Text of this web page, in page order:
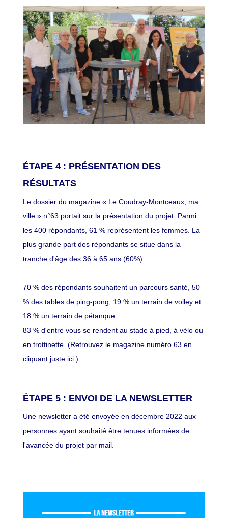
ÉTAPE 4 : PRÉSENTATION DES
RÉSULTATS
Le dossier du magazine « Le Coudray-Montceaux, ma
ville » n°63 portait sur la présentation du projet. Parmi
les 400 répondants, 61 % représentent les femmes. La
plus grande part des répondants se situe dans la
tranche d'âge des 36 à 65 ans (60%).
70 % des répondants souhaitent un parcours santé, 50
% des tables de ping-pong, 19 % un terrain de volley et
18 % un terrain de pétanque.
83 % d'entre vous se rendent au stade à pied, à vélo ou
en trottinette. (Retrouvez le magazine numéro 63 en
cliquant juste ici )
ÉTAPE 5 : ENVOI DE LA NEWSLETTER
Une newsletter a été envoyée en décembre 2022 aux
personnes ayant souhaité être tenues informées de
l'avancée du projet par mail.